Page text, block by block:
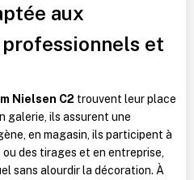
aux
et
Nielsen C2 trouvent leur place
galerie, ils assurent une
en magasin, ils participent à
des tirages et en entreprise,
sans alourdir la décoration. À